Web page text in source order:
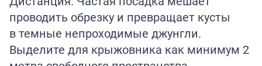
проводить обрезку и превращает кусты
в темные непроходимые джунгли.
Выделите для крыжовника как минимум 2